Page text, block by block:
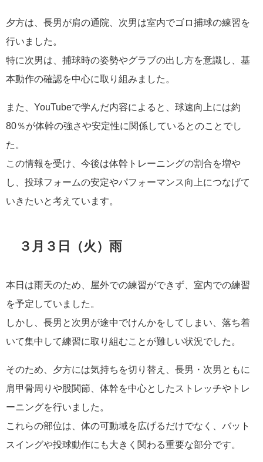
夕方は、長男が肩の通院、次男は室内でゴロ捕球の練習を
行いました。
特に次男は、捕球時の姿勢やグラブの出し方を意識し、基
本動作の確認を中心に取り組みました。
また、YouTubeで学んだ内容によると、球速向上には約
80％が体幹の強さや安定性に関係しているとのことでし
た。
この情報を受け、今後は体幹トレーニングの割合を増や
し、投球フォームの安定やパフォーマンス向上につなげて
いきたいと考えています。
３月３日（火）雨
本日は雨天のため、屋外での練習ができず、室内での練習
を予定していました。
しかし、長男と次男が途中でけんかをしてしまい、落ち着
いて集中して練習に取り組むことが難しい状況でした。
そのため、夕方には気持ちを切り替え、長男・次男ともに
肩甲骨周りや股関節、体幹を中心としたストレッチやトレ
ーニングを行いました。
これらの部位は、体の可動域を広げるだけでなく、バット
スイングや投球動作にも大きく関わる重要な部分です。